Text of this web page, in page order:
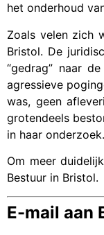
het onderhoud
Zoals velen zich
Bristol. De
“gedrag” naar
agressieve
was, geen
grotendeels
in haar onderzoek.
Om meer
Bestuur in Bristol.
E-mail aan